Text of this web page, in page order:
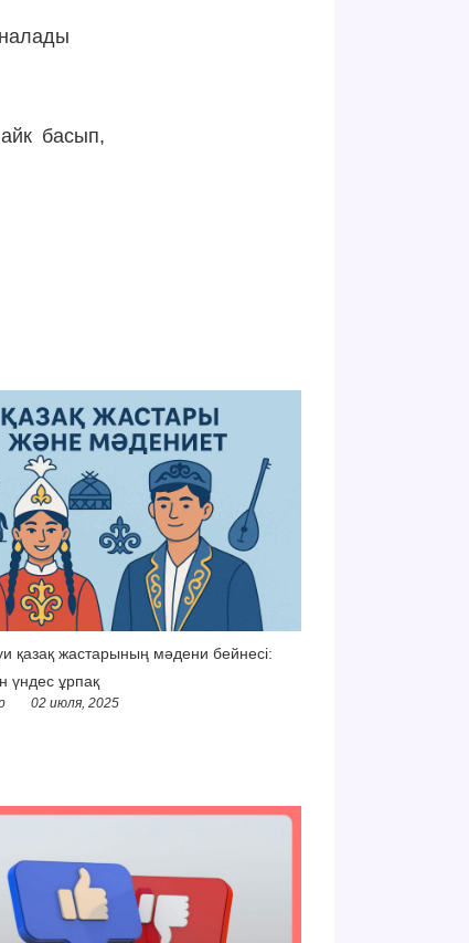
басып,
қазақ жастарының мәдени бейнесі:
үндес ұрпақ
02 июля, 2025